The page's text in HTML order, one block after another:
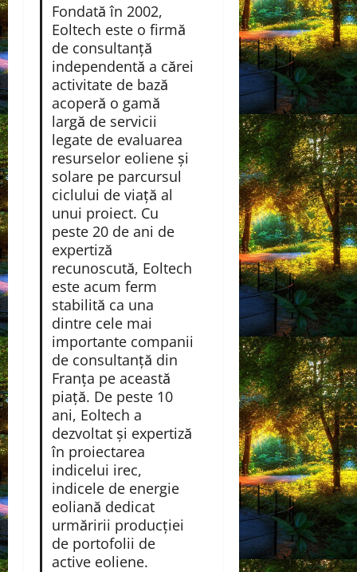
Fondată în 2002,
Eoltech este o firmă
de consultanță
independentă a cărei
activitate de bază
acoperă o gamă
largă de servicii
legate de evaluarea
resurselor eoliene și
solare pe parcursul
ciclului de viață al
unui proiect. Cu
peste 20 de ani de
expertiză
recunoscută, Eoltech
este acum ferm
stabilită ca una
dintre cele mai
importante companii
de consultanță din
Franța pe această
piață. De peste 10
ani, Eoltech a
dezvoltat și expertiză
în proiectarea
indicelui irec,
indicele de energie
eoliană dedicat
urmăririi producției
de portofolii de
active eoliene.